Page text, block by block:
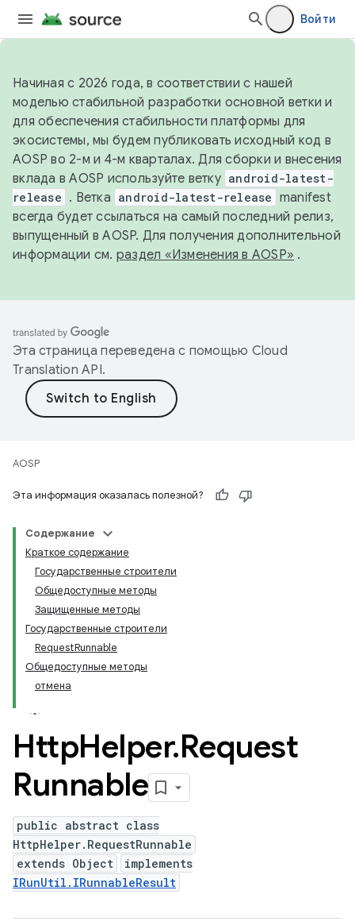
Войти
Начиная с 2026 года, в соответствии с нашей
моделью стабильной разработки основной ветки и
для обеспечения стабильности платформы для
экосистемы, мы будем публиковать исходный код в
AOSP во 2-м и 4-м кварталах. Для сборки и внесения
вклада в AOSP используйте ветку android-latest-
release . Ветка android-latest-release manifest
всегда будет ссылаться на самый последний релиз,
выпущенный в AOSP. Для получения дополнительной
информации см. раздел «Изменения в AOSP» .
Эта страница переведена с помощью Cloud
Translation API.
AOSP
Эта информация оказалась полезной?
Содержание
Краткое содержание
Государственные строители
Общедоступные методы
Защищенные методы
Государственные строители
RequestRunnable
Общедоступные методы
отмена
HttpHelper.Request
Runnable
public abstract class
HttpHelper.RequestRunnable
extends Object
implements
IRunUtil.IRunnableResult